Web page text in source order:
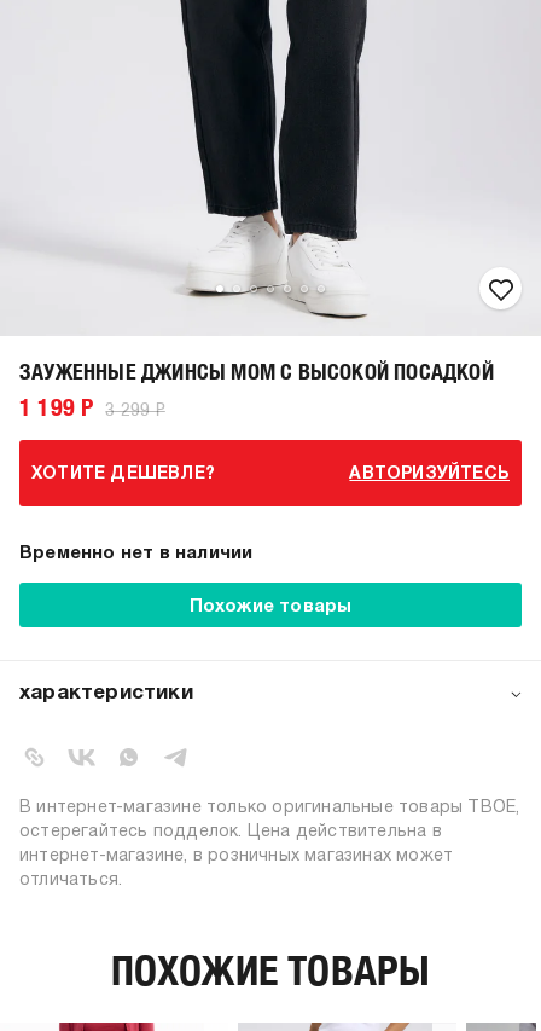
ЗАУЖЕННЫЕ ДЖИНСЫ МОМ С ВЫСОКОЙ ПОСАДКОЙ
1 199 Р 3 299 Р
ХОТИТЕ ДЕШЕВЛЕ? АВТОРИЗУЙТЕСЬ
Временно нет в наличии
Похожие товары
характеристики
коллекция:
вид застежки:
пуговицы, молния
цвет:
черный
состав:
100% хлопок
без утепления
стандартная, укороченная
В интернет-магазине только оригинальные товары ТВОЕ,
остерегайтесь подделок. Цена действительна в
интернет-магазине, в розничных магазинах может
отличаться.
ПОХОЖИЕ ТОВАРЫ